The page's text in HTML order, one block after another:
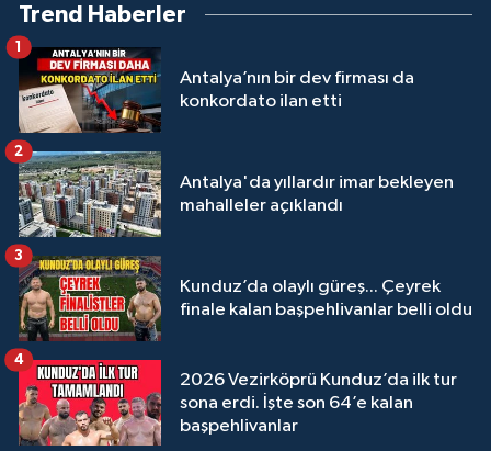
Trend Haberler
Antalya’nın bir dev firması da
konkordato ilan etti
1
Antalya'da yıllardır imar bekleyen
mahalleler açıklandı
2
Kunduz’da olaylı güreş... Çeyrek
finale kalan başpehlivanlar belli oldu
3
2026 Vezirköprü Kunduz’da ilk tur
sona erdi. İşte son 64’e kalan
başpehlivanlar
4